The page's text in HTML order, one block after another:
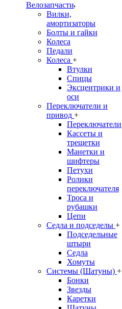
Велозапчасти
Вилки,
амортизаторы
Болты и гайки
Колеса
Педали
Колеса +
Втулки
Спицы
Эксцентрики и
оси
Переключатели и
привод +
Переключатели
Кассеты и
трещетки
Манетки и
шифтеры
Петухи
Ролики
переключателя
Троса и
рубашки
Цепи
Седла и подседелы +
Подседельные
штыри
Седла
Хомуты
Системы (Шатуны) +
Бонки
Звезды
Каретки